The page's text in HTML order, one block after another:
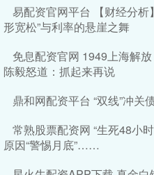
易配资官网平台 【财经分
形宽松”与利率的悬崖之舞
免息配资官网 1949上海解
陈毅怒道：抓起来再说
鼎和网配资平台 “双线”冲关
常熟股票配资网 “生死48小
原因“警惕月底”……